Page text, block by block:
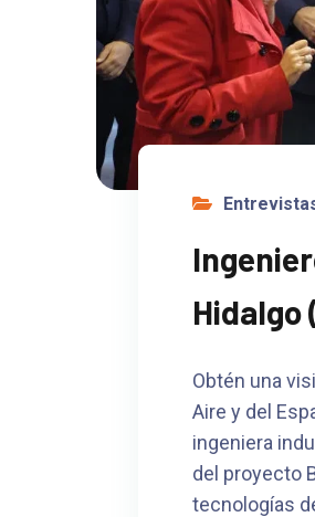
Hidalgo
Obtén una
Aire y del
ingeniera
del proyecto
tecnologías